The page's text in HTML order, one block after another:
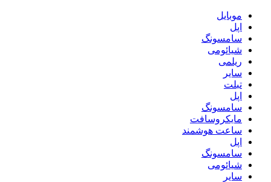
موبایل
اپل
سامسونگ
شیائومی
ریلمی
سایر
تبلت
اپل
سامسونگ
مایکروسافت
ساعت هوشمند
اپل
سامسونگ
شیائومی
سایر